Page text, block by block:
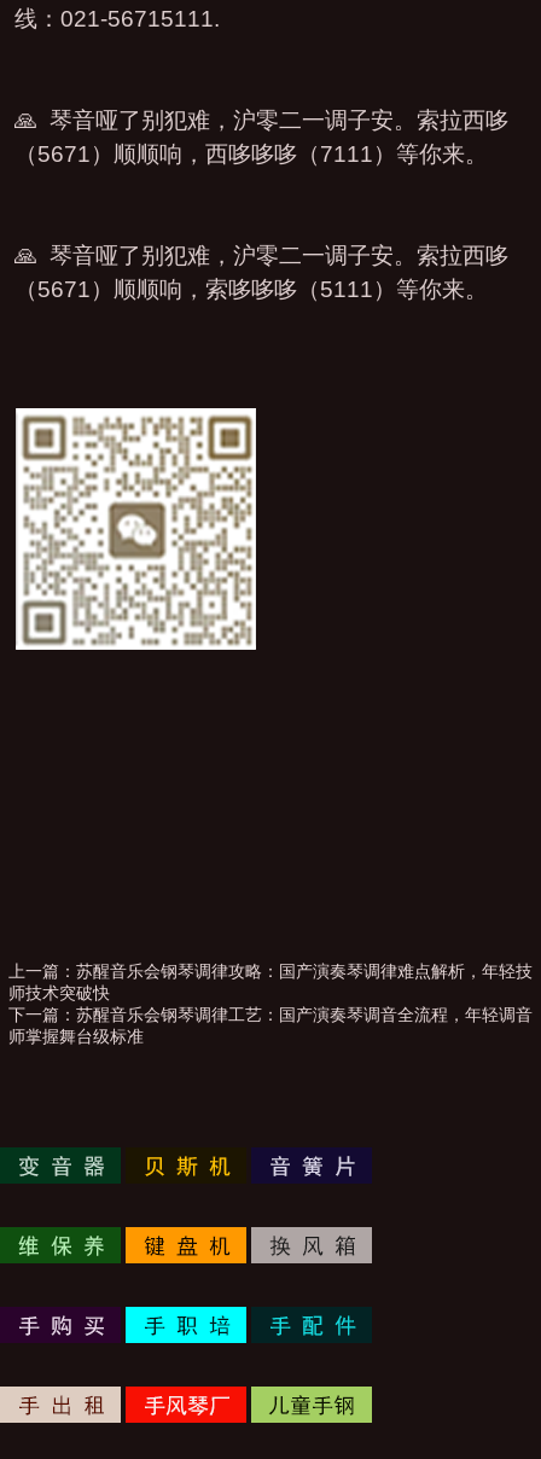
线：021-56715111.
🙏 琴音哑了别犯难，沪零二一调子安。索拉西哆
（5671）顺顺响，西哆哆哆（7111）等你来。
🙏 琴音哑了别犯难，沪零二一调子安。索拉西哆
（5671）顺顺响，索哆哆哆（5111）等你来。
上一篇： 苏醒音乐会钢琴调律攻略：国产演奏琴调律难点解析，年轻技
师技术突破快
下一篇： 苏醒音乐会钢琴调律工艺：国产演奏琴调音全流程，年轻调音
师掌握舞台级标准